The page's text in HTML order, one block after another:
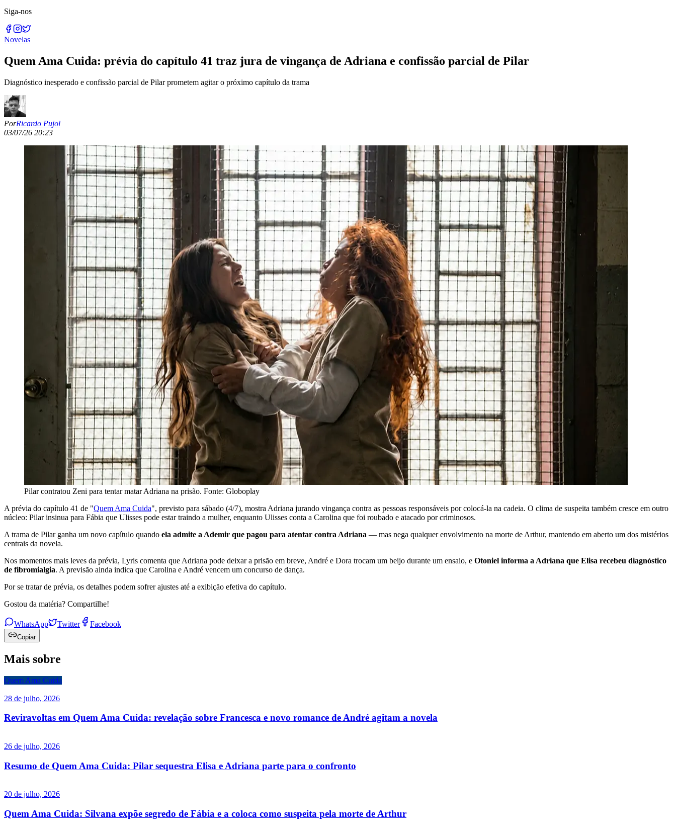
Siga-nos
Novelas
Quem Ama Cuida: prévia do capítulo 41 traz jura de vingança de Adriana e confissão parcial de Pilar
Diagnóstico inesperado e confissão parcial de Pilar prometem agitar o próximo capítulo da trama
PorRicardo Pujol
03/07/26 20:23
Pilar contratou Zeni para tentar matar Adriana na prisão. Fonte: Globoplay
A prévia do capítulo 41 de "Quem Ama Cuida", previsto para sábado (4/7), mostra Adriana jurando vingança contra as pessoas responsáveis por colocá-la na cadeia. O clima de suspeita também cresce em outro
núcleo: Pilar insinua para Fábia que Ulisses pode estar traindo a mulher, enquanto Ulisses conta a Carolina que foi roubado e atacado por criminosos.
A trama de Pilar ganha um novo capítulo quando ela admite a Ademir que pagou para atentar contra Adriana — mas nega qualquer envolvimento na morte de Arthur, mantendo em aberto um dos mistérios
centrais da novela.
Nos momentos mais leves da prévia, Lyris comenta que Adriana pode deixar a prisão em breve, André e Dora trocam um beijo durante um ensaio, e Otoniel informa a Adriana que Elisa recebeu diagnóstico
de fibromialgia. A previsão ainda indica que Carolina e André vencem um concurso de dança.
Por se tratar de prévia, os detalhes podem sofrer ajustes até a exibição efetiva do capítulo.
Gostou da matéria? Compartilhe!
WhatsApp Twitter Facebook
Copiar
Mais sobre
Quem Ama Cuida
28 de julho, 2026
Reviravoltas em Quem Ama Cuida: revelação sobre Francesca e novo romance de André agitam a novela
26 de julho, 2026
Resumo de Quem Ama Cuida: Pilar sequestra Elisa e Adriana parte para o confronto
20 de julho, 2026
Quem Ama Cuida: Silvana expõe segredo de Fábia e a coloca como suspeita pela morte de Arthur